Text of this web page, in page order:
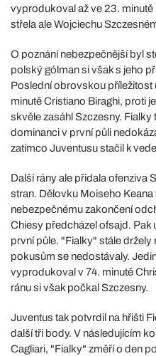
vyprodukoval až ve 23.
střela ale Wojciechu
O poznání nebezpečnější byl
polský gólman si však s jeho
Poslední obrovskou příležitost
minutě Cristiano Biraghi, proti
skvěle zasáhl Szczesny.
dominanci v první půli
zatímco Juventusu stačil k
Další rány ale přidala ofenziva
stran. Dělovku Moiseho
nebezpečnému zakončení
Chiesy předcházel ofsajd. Pak
první půle. "Fialky" stále držely
pokusům se nedostávaly.
vyprodukoval v 74. minutě
ránu si však počkal Szczesny.
Juventus tak potvrdil na hřišti
další tři body. V následujícím
Cagliari, "Fialky" změří o den